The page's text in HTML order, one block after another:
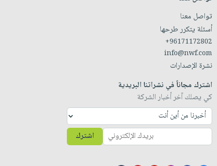
تواصل معنا
أسئلة يتكرر طرحها
+96171172802
info@nwf.com
نشرة الإصدارات
اشترك مجاناً في نشراتنا البريدية
كي يصلك آخر أخبار الشركة
اشترك